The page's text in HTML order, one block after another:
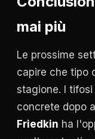
mai più
Le prossime
capire che tipo
stagione. I
concrete dopo
Friedkin ha